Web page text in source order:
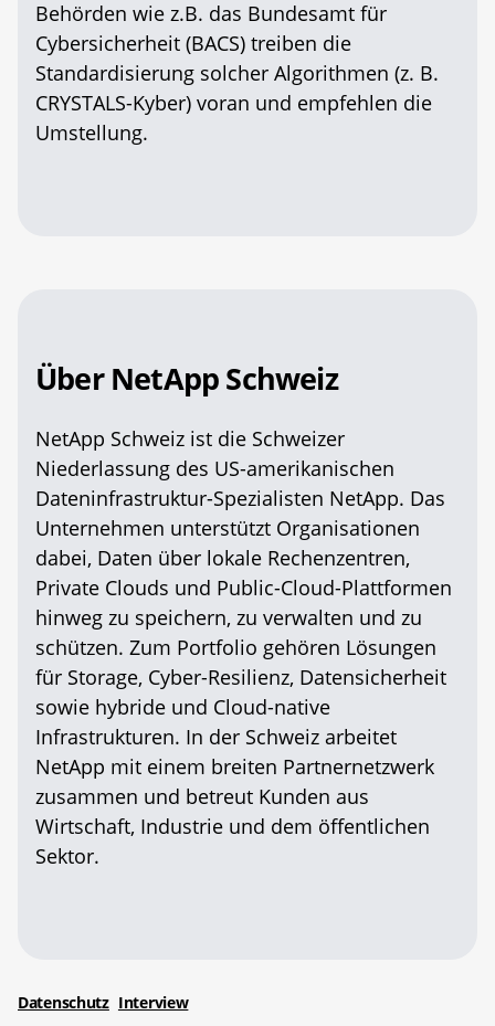
Behörden wie z.B. das Bundesamt für
Cybersicherheit (BACS) treiben die
Standardisierung solcher Algorithmen (z. B.
CRYSTALS-Kyber) voran und empfehlen die
Umstellung.
Über NetApp Schweiz
NetApp Schweiz ist die Schweizer
Niederlassung des US-amerikanischen
Dateninfrastruktur-Spezialisten NetApp. Das
Unternehmen unterstützt Organisationen
dabei, Daten über lokale Rechenzentren,
Private Clouds und Public-Cloud-Plattformen
hinweg zu speichern, zu verwalten und zu
schützen. Zum Portfolio gehören Lösungen
für Storage, Cyber-Resilienz, Datensicherheit
sowie hybride und Cloud-native
Infrastrukturen. In der Schweiz arbeitet
NetApp mit einem breiten Partnernetzwerk
zusammen und betreut Kunden aus
Wirtschaft, Industrie und dem öffentlichen
Sektor.
Datenschutz Interview